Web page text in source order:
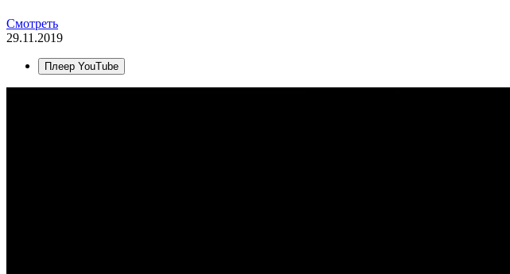
Смотреть
29.11.2019
Плеер YouTube